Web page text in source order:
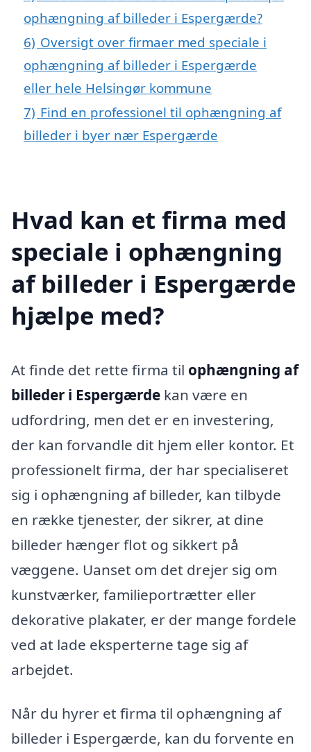
ophængning af billeder i Espergærde?
6) Oversigt over firmaer med speciale i
ophængning af billeder i Espergærde
eller hele Helsingør kommune
7) Find en professionel til ophængning af
billeder i byer nær Espergærde
Hvad kan et firma med
speciale i ophængning
af billeder i Espergærde
hjælpe med?
At finde det rette firma til ophængning af
billeder i Espergærde kan være en
udfordring, men det er en investering,
der kan forvandle dit hjem eller kontor. Et
professionelt firma, der har specialiseret
sig i ophængning af billeder, kan tilbyde
en række tjenester, der sikrer, at dine
billeder hænger flot og sikkert på
væggene. Uanset om det drejer sig om
kunstværker, familieportrætter eller
dekorative plakater, er der mange fordele
ved at lade eksperterne tage sig af
arbejdet.
Når du hyrer et firma til ophængning af
billeder i Espergærde, kan du forvente en